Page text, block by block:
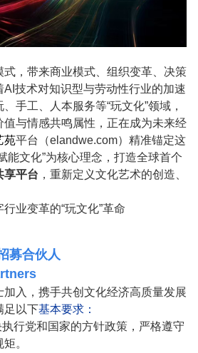
，带来商业模式、组织变革、决策
AI 技术对知识型与劳动性行业的加速
手工、人本服务等“玩文化”领域，
值与情感共鸣属性，正在成为未来经
苑平台（elandwe.com）精准锚定这
能文化”为核心理念，打造全球首个
享平台 ，重新定义文化艺术的创造、
的“玩文化”革命
募合伙人
加入，携手共创文化经济高质量发展
足以下基本要求：
行党和国家的方针政策，严格遵守
。